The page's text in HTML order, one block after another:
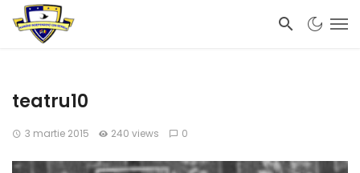
teatru10
3 martie 2015 240 views 0